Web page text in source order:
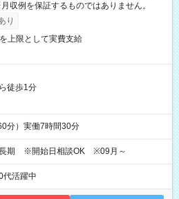
収例を保証するものではありません。
り
上限として実費支給
徒歩1分
分）実働7時間30分
長期 ※開始日相談OK ※09月～
代活躍中